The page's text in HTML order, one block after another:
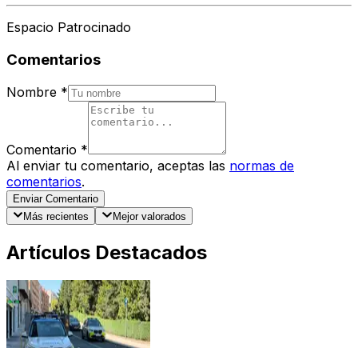
Espacio Patrocinado
Comentarios
Nombre *
Comentario *
Al enviar tu comentario, aceptas las normas de
comentarios.
Enviar Comentario
Más recientes
Mejor valorados
Artículos Destacados